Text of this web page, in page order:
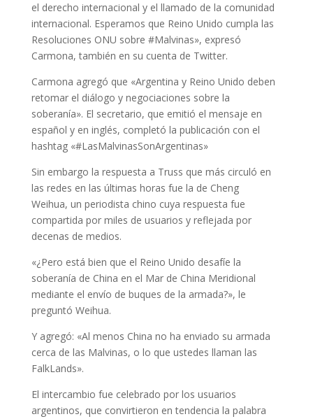
el derecho internacional y el llamado de la comunidad
internacional. Esperamos que Reino Unido cumpla las
Resoluciones ONU sobre #Malvinas», expresó
Carmona, también en su cuenta de Twitter.
Carmona agregó que «Argentina y Reino Unido deben
retomar el diálogo y negociaciones sobre la
soberanía». El secretario, que emitió el mensaje en
español y en inglés, completó la publicación con el
hashtag «#LasMalvinasSonArgentinas»
Sin embargo la respuesta a Truss que más circuló en
las redes en las últimas horas fue la de Cheng
Weihua, un periodista chino cuya respuesta fue
compartida por miles de usuarios y reflejada por
decenas de medios.
«¿Pero está bien que el Reino Unido desafíe la
soberanía de China en el Mar de China Meridional
mediante el envío de buques de la armada?», le
preguntó Weihua.
Y agregó: «Al menos China no ha enviado su armada
cerca de las Malvinas, o lo que ustedes llaman las
FalkLands».
El intercambio fue celebrado por los usuarios
argentinos, que convirtieron en tendencia la palabra